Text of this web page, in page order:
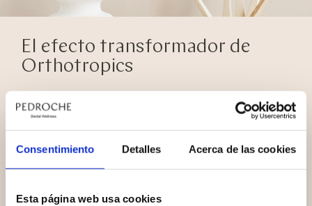
Consentimiento Detalles Acerca de las cookies
Esta página web usa cookies
El efecto transformador de
Orthotropics
Se trata de un tratamiento con larga tradición
europea aunque desconocido en nuestro país.
Somos pioneros en introducir esta increíble
herramienta en España, con el que fomentamos el
desarrollo natural de la boca. Guiando el desarrollo
generando más espacio para la lengua, sin